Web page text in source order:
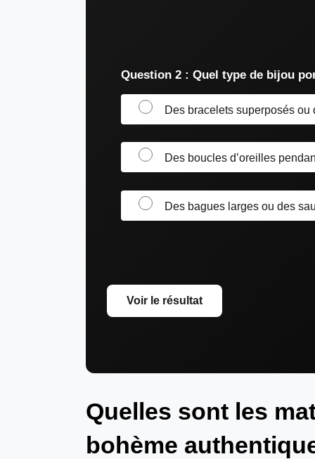
Question 2 : Quel type de bijou
Des bracelets superposés
Des boucles d’oreilles
Des bagues larges ou des
Voir le résultat
Quelles sont les
bohème